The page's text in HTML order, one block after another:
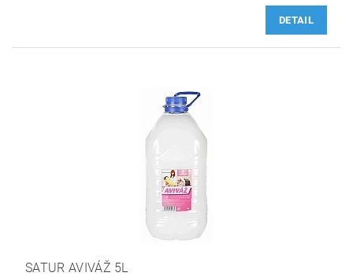
DETAIL
SATUR AVIVÁŽ 5L